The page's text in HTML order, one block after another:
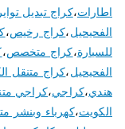
اطارات،كراج تبديل تواير
الفحيحيل،كراج رخيص،
للسيارة،كراج متخصص،
الفحيحيل،كراج متنقل
هندي،كراجي،كراجي
الكويت،كهرباء وبنشر